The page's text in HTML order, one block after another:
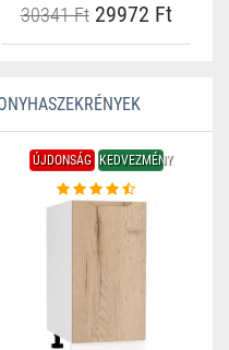
30341 Ft29972 Ft
ÚJDONSÁG KEDVEZMÉNY